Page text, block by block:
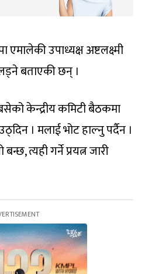
एमालेकी उपाध्यक्ष अष्टलक्ष्मी
बताएकी छन् ।
केन्द्रीय कमिटी बैठकमा
। मलाई भोट हाल्नु पर्दैन ।
त्यही गर्ने प्रयत्न जारी